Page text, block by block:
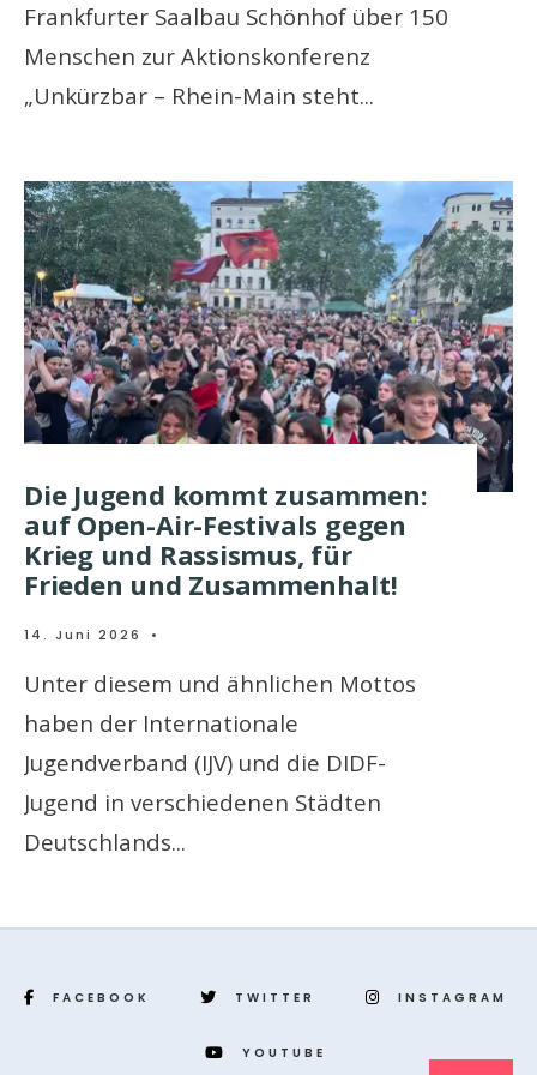
Frankfurter Saalbau Schönhof über 150
Menschen zur Aktionskonferenz
„Unkürzbar – Rhein-Main steht...
Die Jugend kommt zusammen:
auf Open-Air-Festivals gegen
Krieg und Rassismus, für
Frieden und Zusammenhalt!
14. Juni 2026 •
Unter diesem und ähnlichen Mottos
haben der Internationale
Jugendverband (IJV) und die DIDF-
Jugend in verschiedenen Städten
Deutschlands...
FACEBOOK TWITTER INSTAGRAM
YOUTUBE